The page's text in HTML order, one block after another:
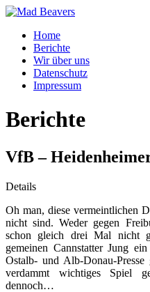
Home
Berichte
Wir über uns
Datenschutz
Impressum
Berichte
VfB –
Details
Oh man, diese vermeintlichen
nicht sind. Weder gegen
schon gleich drei Mal nicht
gemeinen Cannstatter Jung
Ostalb- und Alb-Donau-
verdammt wichtiges Spiel
dennoch…